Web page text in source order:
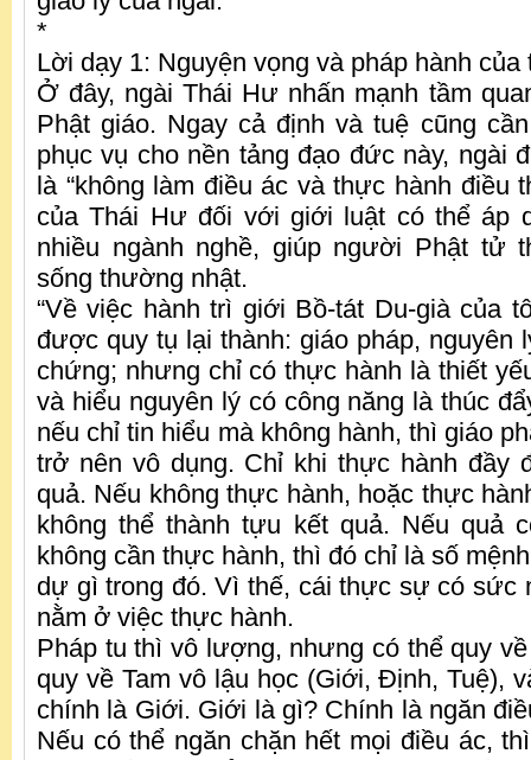
*
Lời dạy 1: Nguyện vọng và pháp hành của
Ở đây, ngài Thái Hư nhấn mạnh tầm
Phật giáo. Ngay cả định và tuệ cũng
phục vụ cho nền tảng đạo đức này, ngài
là “không làm điều ác và thực hành điều
của Thái Hư đối với giới luật có thể áp
nhiều ngành nghề, giúp người Phật tử
sống thường nhật.
“Về việc hành trì giới Bồ-tát Du-già của
được quy tụ lại thành: giáo pháp, nguyên
chứng; nhưng chỉ có thực hành là thiết
và hiểu nguyên lý có công năng là thúc
nếu chỉ tin hiểu mà không hành, thì giáo
trở nên vô dụng. Chỉ khi thực hành đầy
quả. Nếu không thực hành, hoặc thực
không thể thành tựu kết quả. Nếu quả
không cần thực hành, thì đó chỉ là số
dự gì trong đó. Vì thế, cái thực sự có sức
nằm ở việc thực hành.
Pháp tu thì vô lượng, nhưng có thể quy
quy về Tam vô lậu học (Giới, Định, Tuệ),
chính là Giới. Giới là gì? Chính là ngăn
Nếu có thể ngăn chặn hết mọi điều ác,